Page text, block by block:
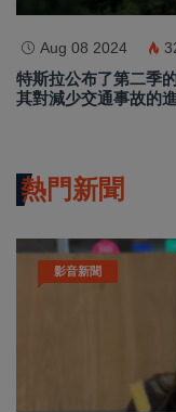
Aug 08 2024
特斯拉公布了第二季
其對減少交通事故的
熱門新聞
影音新聞